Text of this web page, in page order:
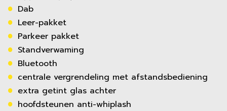
Dab
Leer-pakket
Parkeer pakket
Standverwaming
Bluetooth
centrale vergrendeling met afstandsbediening
extra getint glas achter
hoofdsteunen anti-whiplash